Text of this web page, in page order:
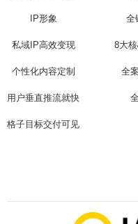
IP形象
私域IP高效变现
个性化内容定制
用户垂直推流就快
格子目标交付可见
全
8大
全